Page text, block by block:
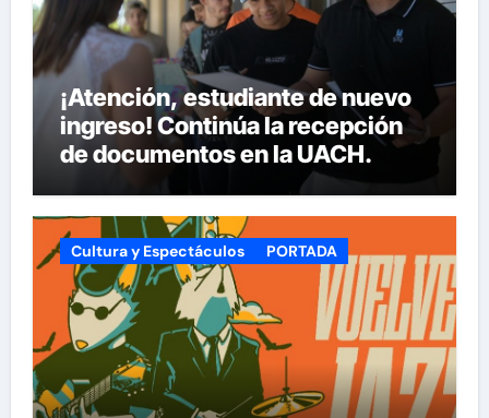
¡Atención, estudiante de nuevo
ingreso! Continúa la recepción
de documentos en la UACH.
Cultura y Espectáculos PORTADA